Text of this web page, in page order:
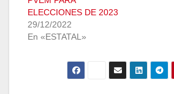
ELECCIONES DE 2023
29/12/2022
En «ESTATAL»